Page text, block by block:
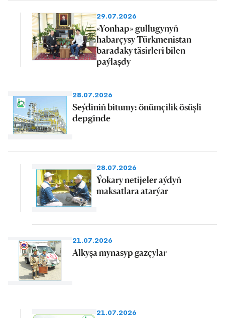
29.07.2026
«Yonhap» gullugynyň
habarçysy Türkmenistan
baradaky täsirleri bilen
paýlaşdy
28.07.2026
Seýdiniň bitumy: önümçilik ösüşli
depginde
28.07.2026
Ýokary netijeler aýdyň
maksatlara atarýar
21.07.2026
Alkyşa mynasyp gazçylar
21.07.2026